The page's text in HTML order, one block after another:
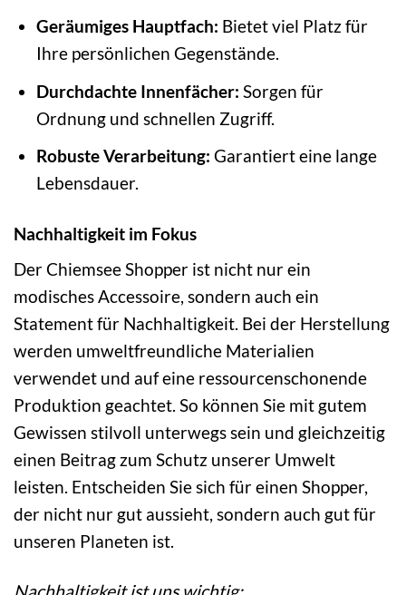
Geräumiges Hauptfach: Bietet viel Platz für
Ihre persönlichen Gegenstände.
Durchdachte Innenfächer: Sorgen für
Ordnung und schnellen Zugriff.
Robuste Verarbeitung: Garantiert eine lange
Lebensdauer.
Nachhaltigkeit im Fokus
Der Chiemsee Shopper ist nicht nur ein
modisches Accessoire, sondern auch ein
Statement für Nachhaltigkeit. Bei der Herstellung
werden umweltfreundliche Materialien
verwendet und auf eine ressourcenschonende
Produktion geachtet. So können Sie mit gutem
Gewissen stilvoll unterwegs sein und gleichzeitig
einen Beitrag zum Schutz unserer Umwelt
leisten. Entscheiden Sie sich für einen Shopper,
der nicht nur gut aussieht, sondern auch gut für
unseren Planeten ist.